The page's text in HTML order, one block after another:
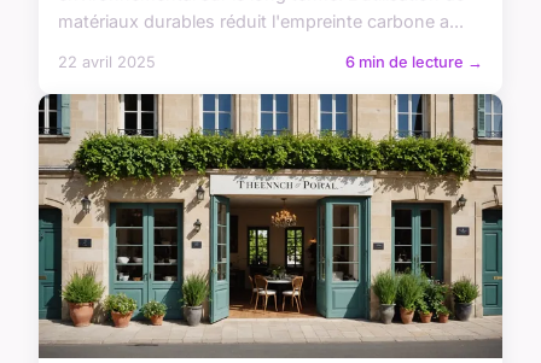
matériaux durables réduit l'empreinte carbone a...
22 avril 2025 6 min de lecture →